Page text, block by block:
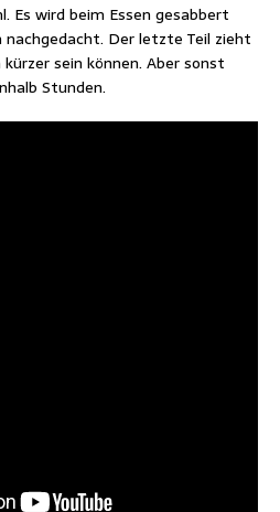
Es wird beim Essen gesabbert
Der letzte Teil zieht
sein können. Aber sonst
Stunden.